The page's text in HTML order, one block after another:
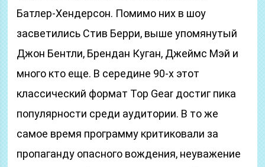
Батлер-Хендерсон. Помимо них в шоу
засветились Стив Берри, выше упомянутый
Джон Бентли, Брендан Куган, Джеймс Мэй и
много кто еще. В середине 90-х этот
классический формат Top Gear достиг пика
популярности среди аудитории. В то же
самое время программу критиковали за
пропаганду опасного вождения, неуважение